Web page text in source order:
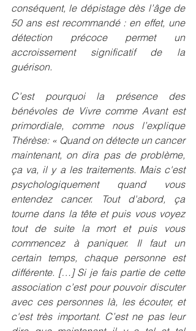
conséquent, le dépistage dès l’âge de
50 ans est recommandé : en effet, une
détection précoce permet un
accroissement significatif de la
guérison.
C’est pourquoi la présence des
bénévoles de Vivre comme Avant est
primordiale, comme nous l’explique
Thérèse: « Quand on détecte un cancer
maintenant, on dira pas de problème,
ça va, il y a les traitements. Mais c'est
psychologiquement quand vous
entendez cancer. Tout d'abord, ça
tourne dans la tête et puis vous voyez
tout de suite la mort et puis vous
commencez à paniquer. Il faut un
certain temps, chaque personne est
différente. […] Si je fais partie de cette
association c’est pour pouvoir discuter
avec ces personnes là, les écouter, et
c'est très important. C’est ne pas leur